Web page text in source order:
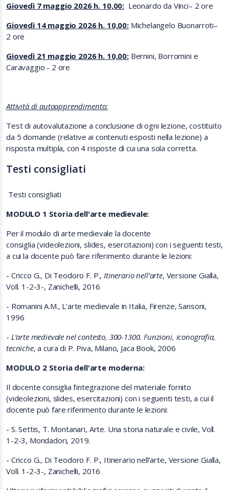
Giovedì 7 maggio 2026 h. 10,00: Leonardo da Vinci– 2 ore
Giovedì 14 maggio 2026 h. 10,00:Michelangelo Buonarroti–
2 ore
Giovedì 21 maggio 2026 h. 10,00:Bernini, Borromini e
Caravaggio - 2 ore
Attività di autoapprendimento:
Test di autovalutazione a conclusione di ogni lezione, costituito
da 5 domande (relative ai contenuti esposti nella lezione) a
risposta multipla, con 4 risposte di cui una sola corretta.
Testi consigliati
Testi consigliati
MODULO 1 Storia dell'arte medievale:
Per il modulo di arte medievale la docente
consiglia(videolezioni, slides, esercitazioni)con i seguenti testi,
a cui la docente può fare riferimento durante le lezioni:
- Cricco G., Di Teodoro F. P.,Itinerario nell’arte, Versione Gialla,
Voll. 1-2-3-, Zanichelli, 2016
- RomaniniA.M., L'arte medievale in Italia, Firenze, Sansoni,
1996
- L’arte medievale nel contesto, 300-1300. Funzioni, iconografia,
tecniche, a cura di P. Piva, Milano, Jaca Book, 2006
MODULO 2 Storia dell'arte moderna:
Il docente consiglia l’integrazione del materiale fornito
(videolezioni, slides, esercitazioni) con i seguenti testi, a cui il
docente può fare riferimento durante le lezioni:
- S. Settis, T. Montanari, Arte. Una storia naturale e civile, Voll.
1-2-3, Mondadori, 2019.
- Cricco G., Di Teodoro F. P., Itinerario nell’arte, Versione Gialla,
Voll. 1-2-3-, Zanichelli, 2016